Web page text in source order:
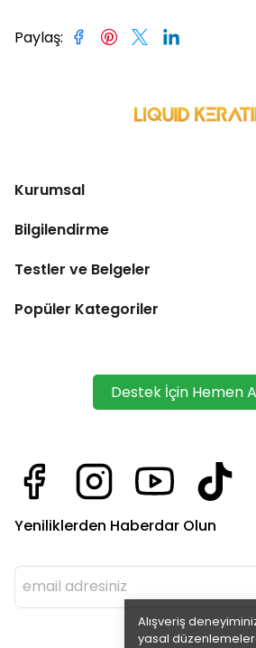
Alışveriş
yasal
Paylaş:
Kurumsal
Bilgilendirme
Testler ve Belgeler
Popüler Kategoriler
Destek İçin Hemen
Yeniliklerden Haberdar Olun